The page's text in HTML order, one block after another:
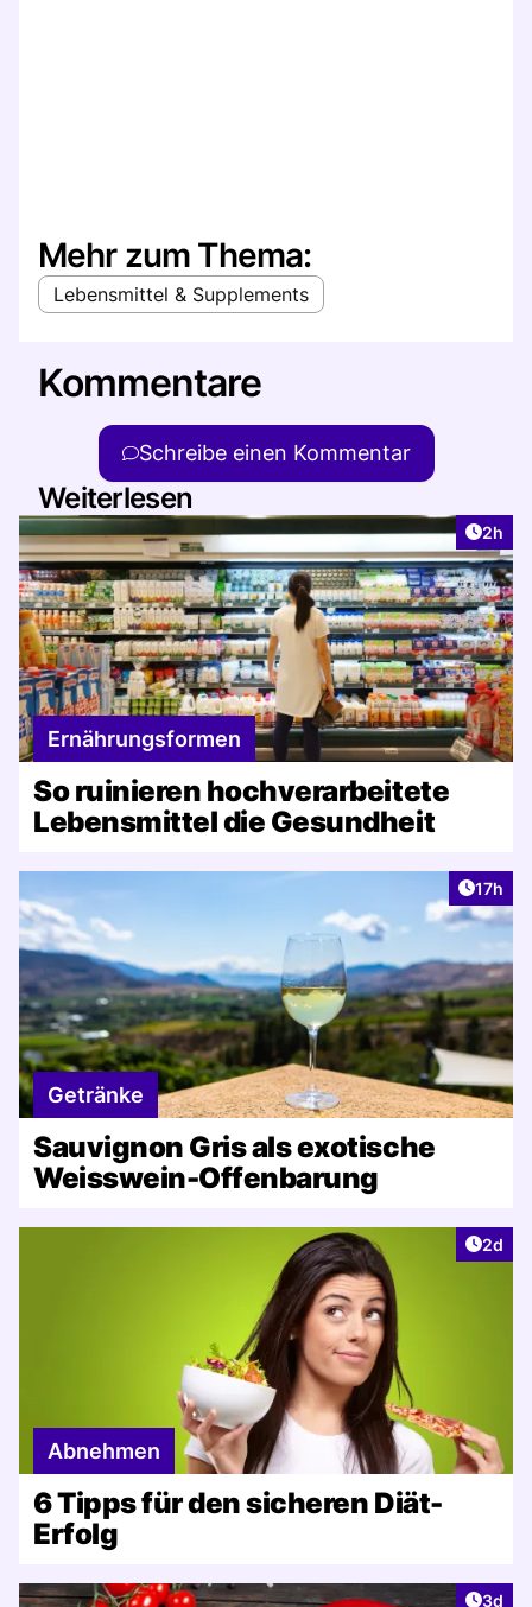
Mehr zum Thema:
Lebensmittel & Supplements
Kommentare
Schreibe einen Kommentar
Weiterlesen
2h
Ernährungsformen
So ruinieren hochverarbeitete
Lebensmittel die Gesundheit
Artikel
17h
Getränke
Sauvignon Gris als exotische
Weisswein-Offenbarung
2d
Abnehmen
6 Tipps für den sicheren Diät-
Erfolg
3d